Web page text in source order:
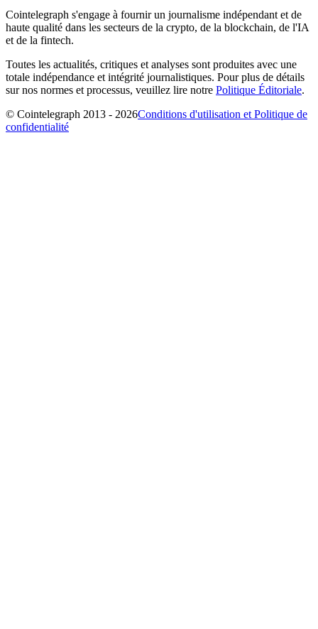
Cointelegraph s'engage à fournir un journalisme indépendant et de
haute qualité dans les secteurs de la crypto, de la blockchain, de l'IA
et de la fintech.
Toutes les actualités, critiques et analyses sont produites avec une
totale indépendance et intégrité journalistiques. Pour plus de détails
sur nos normes et processus, veuillez lire notre Politique Éditoriale.
© Cointelegraph 2013 - 2026Conditions d'utilisation et Politique de
confidentialité